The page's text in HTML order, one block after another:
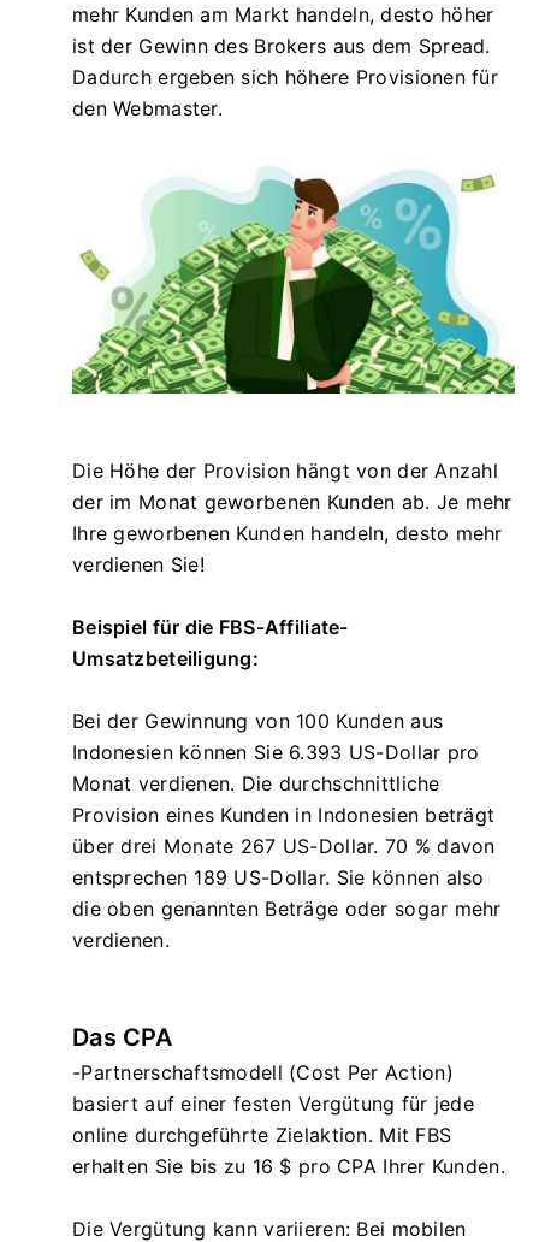
mehr Kunden am Markt handeln, desto höher
ist der Gewinn des Brokers aus dem Spread.
Dadurch ergeben sich höhere Provisionen für
den Webmaster.
Die Höhe der Provision hängt von der Anzahl
der im Monat geworbenen Kunden ab. Je mehr
Ihre geworbenen Kunden handeln, desto mehr
verdienen Sie!
Beispiel für die FBS-Affiliate-
Umsatzbeteiligung:
Bei der Gewinnung von 100 Kunden aus
Indonesien können Sie 6.393 US-Dollar pro
Monat verdienen. Die durchschnittliche
Provision eines Kunden in Indonesien beträgt
über drei Monate 267 US-Dollar. 70 % davon
entsprechen 189 US-Dollar. Sie können also
die oben genannten Beträge oder sogar mehr
verdienen.
Das CPA
-Partnerschaftsmodell (Cost Per Action)
basiert auf einer festen Vergütung für jede
online durchgeführte Zielaktion. Mit FBS
erhalten Sie bis zu 16 $ pro CPA Ihrer Kunden.
Die Vergütung kann variieren: Bei mobilen